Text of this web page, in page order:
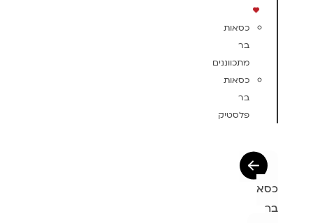
כסאות
בר
מתכווננים
כסאות
בר
פלסטיק
כסא
בר